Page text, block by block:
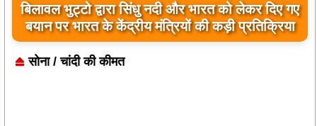
सोना / चांदी की कीमत